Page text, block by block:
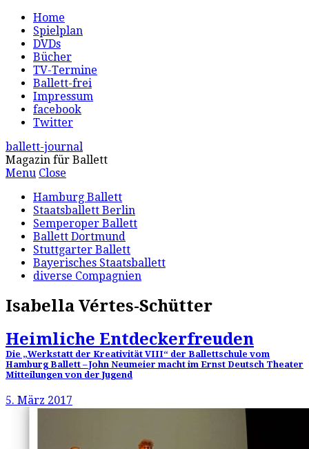
Home
Spielplan
DVDs
Bücher
TV-Termine
Ballett-frei
Impressum
facebook
Twitter
ballett-journal
Magazin für Ballett
Menu Close
Hamburg Ballett
Staatsballett Berlin
Semperoper Ballett
Ballett Dortmund
Stuttgarter Ballett
Bayerisches Staatsballett
diverse Compagnien
Isabella Vértes-Schütter
Heimliche Entdeckerfreuden
Die „Werkstatt der Kreativität VIII“ der Ballettschule vom
Hamburg Ballett – John Neumeier macht im Ernst Deutsch Theater
Mitteilungen von der Jugend
5. März 2017